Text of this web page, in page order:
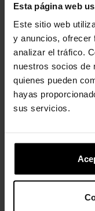
Esta página web
Este sitio web
y anuncios, ofrecer
analizar el tráfico.
nuestros socios de
quienes pueden
hayas
sus servicios.
produto
Tamancos Crush U